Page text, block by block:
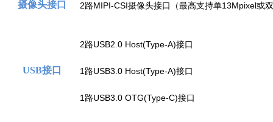
摄像头接口 2路MIPI-CSI摄像头接口（最高支持单13Mpixel或
USB接口
2路USB2.0 Host(Type-A)接口
1路USB3.0 Host(Type-A)接口
1路USB3.0 OTG(Type-C)接口